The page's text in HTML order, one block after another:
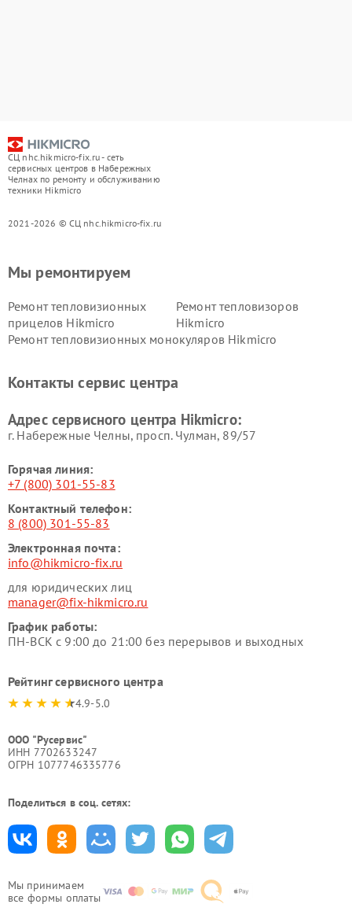
СЦ nhc.hikmicro-fix.ru - сеть
сервисных центров в Набережных
Челнах по ремонту и обслуживанию
техники Hikmicro
2021-2026 © СЦ nhc.hikmicro-fix.ru
Мы принимаем
все формы оплаты
Мы ремонтируем
Ремонт тепловизионных
прицелов Hikmicro
Ремонт тепловизоров
Hikmicro
Ремонт тепловизионных монокуляров Hikmicro
Контакты сервис центра
Адрес сервисного центра Hikmicro:
г. Набережные Челны, просп. Чулман, 89/57
Горячая линия:
+7 (800) 301-55-83
Контактный телефон:
8 (800) 301-55-83
Электронная почта:
info@hikmicro-fix.ru
для юридических лиц
manager@fix-hikmicro.ru
График работы:
ПН-ВСК с 9:00 до 21:00 без перерывов и выходных
Рейтинг сервисного центра
4.9-5.0
ООО "Русервис"
ИНН 7702633247
ОГРН 1077746335776
Поделиться в соц. сетях: